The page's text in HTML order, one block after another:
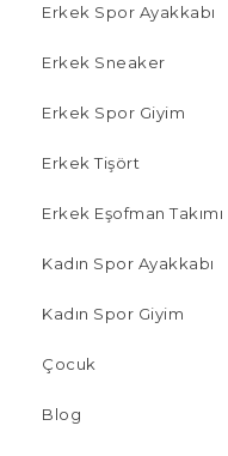
Erkek Spor Ayakkabı
Erkek Sneaker
Erkek Spor Giyim
Erkek Tişört
Erkek Eşofman Takımı
Kadın Spor Ayakkabı
Kadın Spor Giyim
Çocuk
Blog